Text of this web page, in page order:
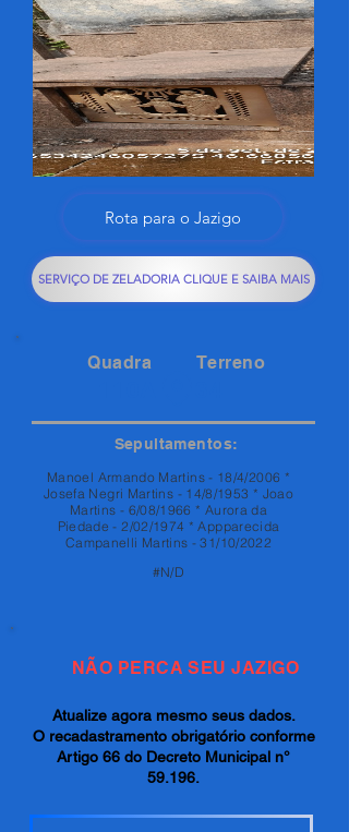
Rota para o Jazigo
SERVIÇO DE ZELADORIA CLIQUE E SAIBA MAIS
Quadra Terreno
Sepultamentos:
Manoel Armando Martins - 18/4/2006 *
Josefa Negri Martins - 14/8/1953 * Joao
Martins - 6/08/1966 * Aurora da
Piedade - 2/02/1974 * Appparecida
Campanelli Martins - 31/10/2022
#N/D
NÃO PERCA SEU JAZIGO
Atualize agora mesmo seus dados.
O recadastramento obrigatório conforme
Artigo 66 do Decreto Municipal n°
59.196.